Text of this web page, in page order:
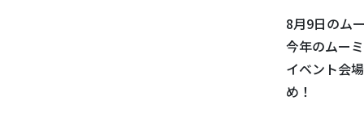
8月9日のム
今年のムー
イベント会
め！